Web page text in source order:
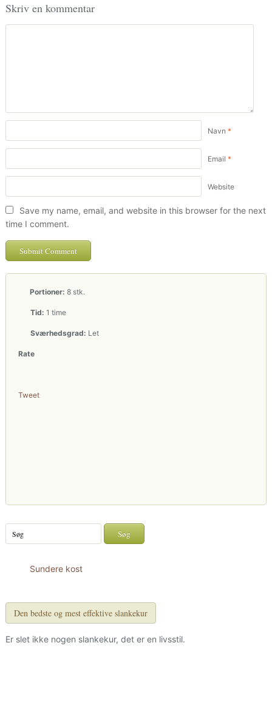
Skriv en kommentar
Navn *
Email *
Website
Save my name, email, and website in this browser for the next
time I comment.
Portioner: 8 stk.
Tid: 1 time
Sværhedsgrad: Let
Rate
Tweet
Sundere kost
Den bedste og mest effektive slankekur
Er slet ikke nogen slankekur, det er en livsstil.